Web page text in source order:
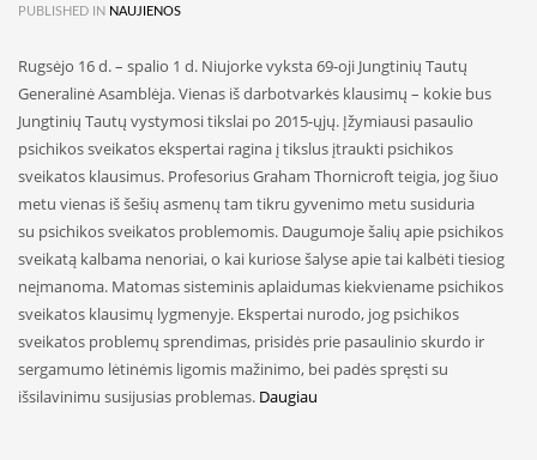
PUBLISHED IN NAUJIENOS
Rugsėjo 16 d. – spalio 1 d. Niujorke vyksta 69-oji Jungtinių Tautų
Generalinė Asamblėja. Vienas iš darbotvarkės klausimų – kokie bus
Jungtinių Tautų vystymosi tikslai po 2015-ųjų. Įžymiausi pasaulio
psichikos sveikatos ekspertai ragina į tikslus įtraukti psichikos
sveikatos klausimus. Profesorius Graham Thornicroft teigia, jog šiuo
metu vienas iš šešių asmenų tam tikru gyvenimo metu susiduria
su psichikos sveikatos problemomis. Daugumoje šalių apie psichikos
sveikatą kalbama nenoriai, o kai kuriose šalyse apie tai kalbėti tiesiog
neįmanoma. Matomas sisteminis aplaidumas kiekviename psichikos
sveikatos klausimų lygmenyje. Ekspertai nurodo, jog psichikos
sveikatos problemų sprendimas, prisidės prie pasaulinio skurdo ir
sergamumo lėtinėmis ligomis mažinimo, bei padės spręsti su
išsilavinimu susijusias problemas. Daugiau